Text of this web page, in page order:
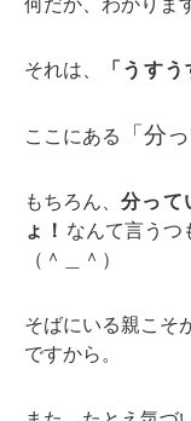
何だか、わかりま
それは、 「うす
ここにある 「分
もちろん、 分って
ょ！ なんて言うつ
（＾＿＾）
そばにいる親こそ
ですから。